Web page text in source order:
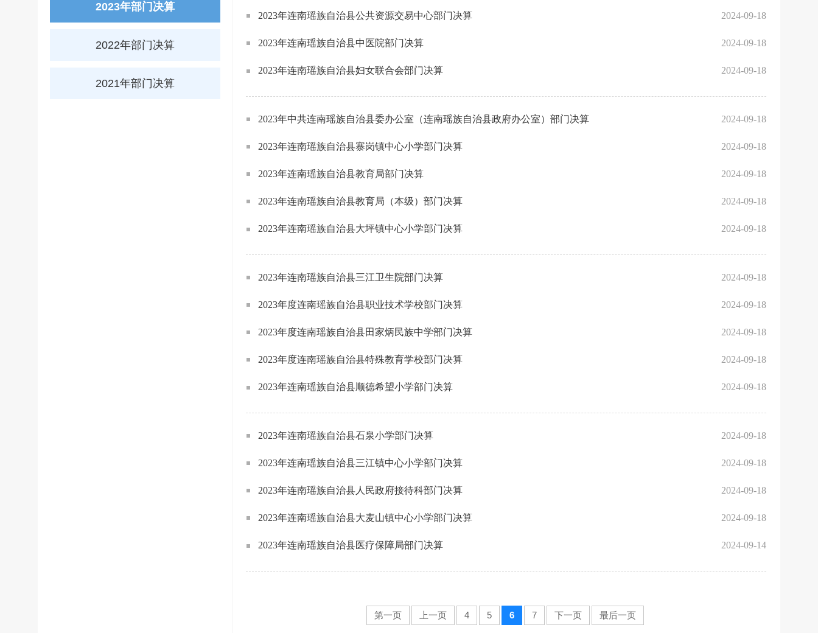
2023年部门决算
2022年部门决算
2021年部门决算
2024-09-18
2023年连南瑶族自治县公共资源交易中心部门决算
2024-09-18
2023年连南瑶族自治县中医院部门决算
2024-09-18
2023年连南瑶族自治县妇女联合会部门决算
2024-09-18
2023年中共连南瑶族自治县委办公室（连南瑶族自治县政府办公室）部门决算
2024-09-18
2023年连南瑶族自治县寨岗镇中心小学部门决算
2024-09-18
2023年连南瑶族自治县教育局部门决算
2024-09-18
2023年连南瑶族自治县教育局（本级）部门决算
2024-09-18
2023年连南瑶族自治县大坪镇中心小学部门决算
2024-09-18
2023年连南瑶族自治县三江卫生院部门决算
2024-09-18
2023年度连南瑶族自治县职业技术学校部门决算
2024-09-18
2023年度连南瑶族自治县田家炳民族中学部门决算
2024-09-18
2023年度连南瑶族自治县特殊教育学校部门决算
2024-09-18
2023年连南瑶族自治县顺德希望小学部门决算
2024-09-18
2023年连南瑶族自治县石泉小学部门决算
2024-09-18
2023年连南瑶族自治县三江镇中心小学部门决算
2024-09-18
2023年连南瑶族自治县人民政府接待科部门决算
2024-09-18
2023年连南瑶族自治县大麦山镇中心小学部门决算
2024-09-14
2023年连南瑶族自治县医疗保障局部门决算
第一页 上一页 4 5 6 7 下一页 最后一页